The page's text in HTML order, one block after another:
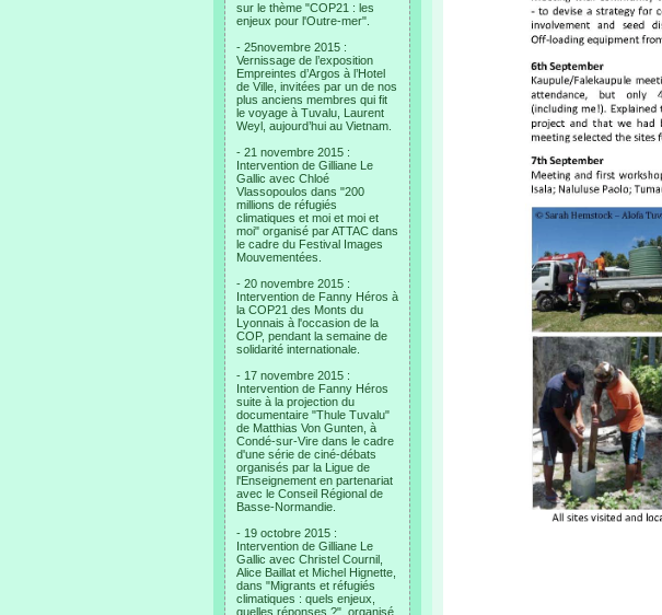
sur le thème "COP21 : les
enjeux pour l'Outre-mer".
- 25novembre 2015 :
Vernissage de l’exposition
Empreintes d’Argos à l’Hotel
de Ville, invitées par un de nos
plus anciens membres qui fit
le voyage à Tuvalu, Laurent
Weyl, aujourd’hui au Vietnam.
- 21 novembre 2015 :
Intervention de Gilliane Le
Gallic avec Chloé
Vlassopoulos dans "200
millions de réfugiés
climatiques et moi et moi et
moi" organisé par ATTAC dans
le cadre du Festival Images
Mouvementées.
- 20 novembre 2015 :
Intervention de Fanny Héros à
la COP21 des Monts du
Lyonnais à l'occasion de la
COP, pendant la semaine de
solidarité internationale.
- 17 novembre 2015 :
Intervention de Fanny Héros
suite à la projection du
documentaire "Thule Tuvalu"
de Matthias Von Gunten, à
Condé-sur-Vire dans le cadre
d'une série de ciné-débats
organisés par la Ligue de
l'Enseignement en partenariat
avec le Conseil Régional de
Basse-Normandie.
- 19 octobre 2015 :
Intervention de Gilliane Le
Gallic avec Christel Cournil,
Alice Baillat et Michel Hignette,
dans "Migrants et réfugiés
climatiques : quels enjeux,
quelles réponses ?", organisé